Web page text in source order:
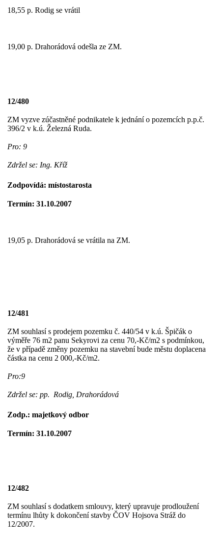
18,55 p. Rodig se vrátil
19,00 p. Drahorádová odešla ze ZM.
12/480
ZM vyzve zúčastněné podnikatele k jednání o pozemcích p.p.č.
396/2 v k.ú. Železná Ruda.
Pro: 9
Zdržel se: Ing. Kříž
Zodpovídá: místostarosta
Termín: 31.10.2007
19,05 p. Drahorádová se vrátila na ZM.
12/481
ZM souhlasí s prodejem pozemku č. 440/54 v k.ú. Špičák o
výměře 76 m2 panu Sekyrovi za cenu 70,-Kč/m2 s podmínkou,
že v případě změny pozemku na stavební bude městu doplacena
částka na cenu 2 000,-Kč/m2.
Pro:9
Zdržel se: pp. Rodig, Drahorádová
Zodp.: majetkový odbor
Termín: 31.10.2007
12/482
ZM souhlasí s dodatkem smlouvy, který upravuje prodloužení
termínu lhůty k dokončení stavby ČOV Hojsova Stráž do
12/2007.